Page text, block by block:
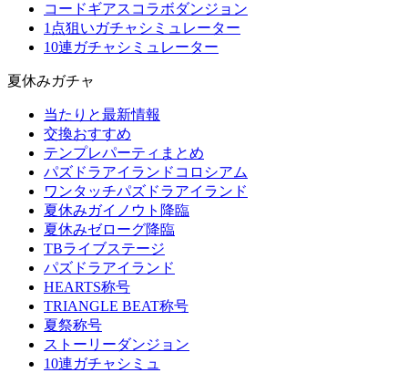
コードギアスコラボダンジョン
1点狙いガチャシミュレーター
10連ガチャシミュレーター
夏休みガチャ
当たりと最新情報
交換おすすめ
テンプレパーティまとめ
パズドラアイランドコロシアム
ワンタッチパズドラアイランド
夏休みガイノウト降臨
夏休みゼローグ降臨
TBライブステージ
パズドラアイランド
HEARTS称号
TRIANGLE BEAT称号
夏祭称号
ストーリーダンジョン
10連ガチャシミュ